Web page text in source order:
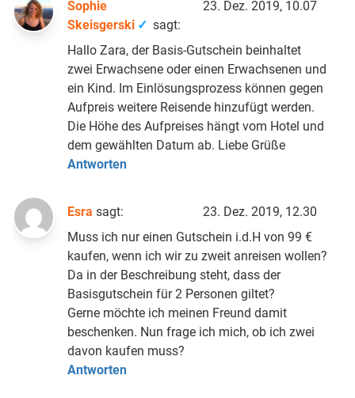
Sophie
Skeisgerski
sagt:
23. Dez. 2019, 10.07
Hallo Zara, der Basis-Gutschein beinhaltet
zwei Erwachsene oder einen Erwachsenen und
ein Kind. Im Einlösungsprozess können gegen
Aufpreis weitere Reisende hinzufügt werden.
Die Höhe des Aufpreises hängt vom Hotel und
dem gewählten Datum ab. Liebe Grüße
Antworten
Esra sagt:
23. Dez. 2019, 12.30
Muss ich nur einen Gutschein i.d.H von 99 €
kaufen, wenn ich wir zu zweit anreisen wollen?
Da in der Beschreibung steht, dass der
Basisgutschein für 2 Personen giltet?
Gerne möchte ich meinen Freund damit
beschenken. Nun frage ich mich, ob ich zwei
davon kaufen muss?
Antworten